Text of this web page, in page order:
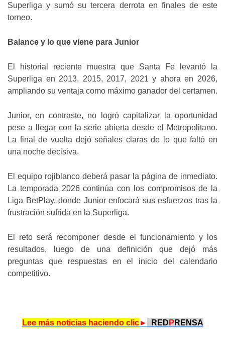
Superliga y sumó su tercera derrota en finales de este
torneo.
Balance y lo que viene para Junior
El historial reciente muestra que Santa Fe levantó la
Superliga en 2013, 2015, 2017, 2021 y ahora en 2026,
ampliando su ventaja como máximo ganador del certamen.
Junior, en contraste, no logró capitalizar la oportunidad
pese a llegar con la serie abierta desde el Metropolitano.
La final de vuelta dejó señales claras de lo que faltó en
una noche decisiva.
El equipo rojiblanco deberá pasar la página de inmediato.
La temporada 2026 continúa con los compromisos de la
Liga BetPlay, donde Junior enfocará sus esfuerzos tras la
frustración sufrida en la Superliga.
El reto será recomponer desde el funcionamiento y los
resultados, luego de una definición que dejó más
preguntas que respuestas en el inicio del calendario
competitivo.
Lee más noticias haciendo clic► RED P RENSA